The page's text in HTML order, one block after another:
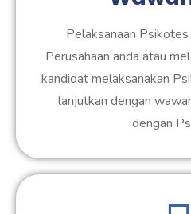
Pelaksanaan
Perusahaan anda atau
kandidat melaksanakan
lanjutkan dengan
dengan